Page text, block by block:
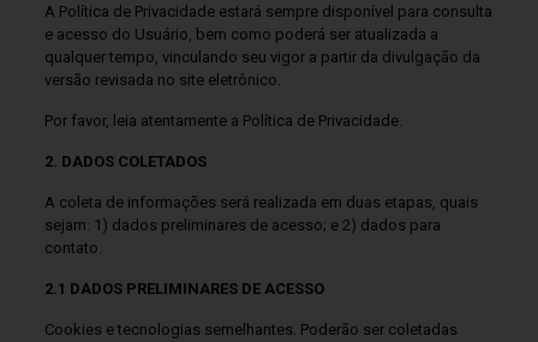
A Política de Privacidade estará sempre disponível para consulta
e acesso do Usuário, bem como poderá ser atualizada a
qualquer tempo, vinculando seu vigor a partir da divulgação da
versão revisada no site eletrônico.
Por favor, leia atentamente a Política de Privacidade.
2. DADOS COLETADOS
A coleta de informações será realizada em duas etapas, quais
sejam: 1) dados preliminares de acesso; e 2) dados para
contato.
2.1 DADOS PRELIMINARES DE ACESSO
Cookies e tecnologias semelhantes. Poderão ser coletadas